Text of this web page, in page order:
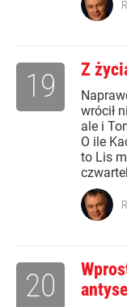
Z
wrócił
ale i
O ile
to Lis
19
20